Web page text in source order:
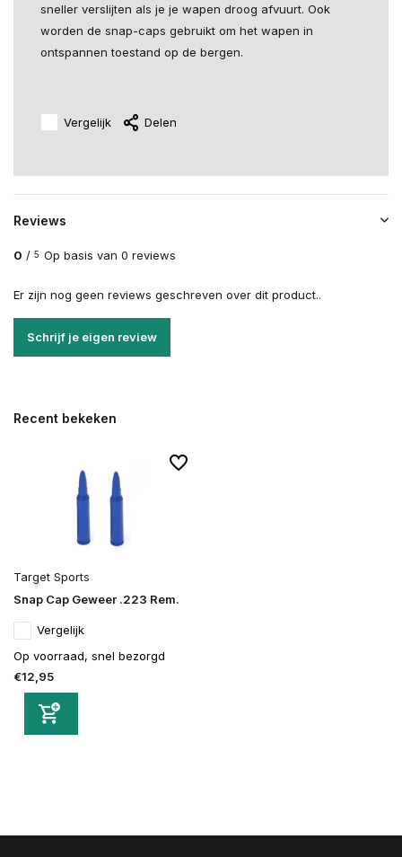
sneller verslijten als je je wapen droog afvuurt. Ook
worden de snap-caps gebruikt om het wapen in
ontspannen toestand op de bergen.
Vergelijk Delen
Reviews
0 / 5 Op basis van 0 reviews
Er zijn nog geen reviews geschreven over dit product..
Schrijf je eigen review
Recent bekeken
Target Sports
Snap Cap Geweer .223 Rem.
Vergelijk
Op voorraad, snel bezorgd
€12,95